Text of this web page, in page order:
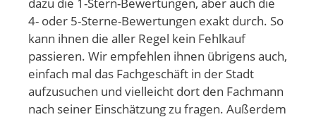
dazu die 1-Stern-Bewertungen, aber auch die
4- oder 5-Sterne-Bewertungen exakt durch. So
kann ihnen die aller Regel kein Fehlkauf
passieren. Wir empfehlen ihnen übrigens auch,
einfach mal das Fachgeschäft in der Stadt
aufzusuchen und vielleicht dort den Fachmann
nach seiner Einschätzung zu fragen. Außerdem